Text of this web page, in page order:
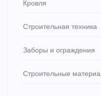
Кровля
Строительная техника
Заборы и ограждения
Строительные